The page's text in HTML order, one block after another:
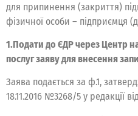
для припинення (закриття)
фізичної особи – підприємця
1.Подати до ЄДР через Центр
послуг заяву для внесення
Заява подається за ф.1,
18.11.2016 №3268/5 у редакції